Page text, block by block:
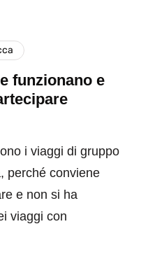
funzionano e
i viaggi di gruppo
perché conviene
e non si ha
viaggi con